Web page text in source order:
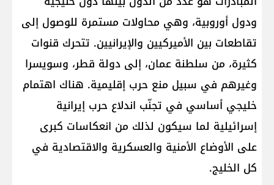
ودول أوروبية، وهي محاولات مستمرة للوصول إلى
تقاطعات بين الأميركيين والإيرانيين. تتحرك قنوات
كثيرة، من سلطنة عمان، إلى دولة قطر، وسويسرا
وغيرهم في سبيل منع حرب إقليمية. هناك اهتمام
خليجي أساسي في تجنّب اندلاع حرب إيرانية
إسرائيلية لما سيكون لذلك من انعكاسات كبرى
على الأوضاع الأمنية والعسكرية والاقتصادية في
كل الخليج.